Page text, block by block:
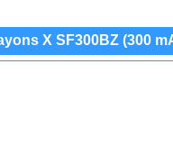
X SF300BZ (300